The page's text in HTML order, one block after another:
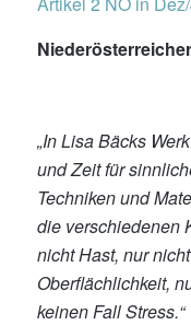
„In Lisa Bäcks
und Zeit für
Techniken und
die verschiedenen
nicht Hast, nur
Oberflächlichkeit,
keinen Fall Stress.“